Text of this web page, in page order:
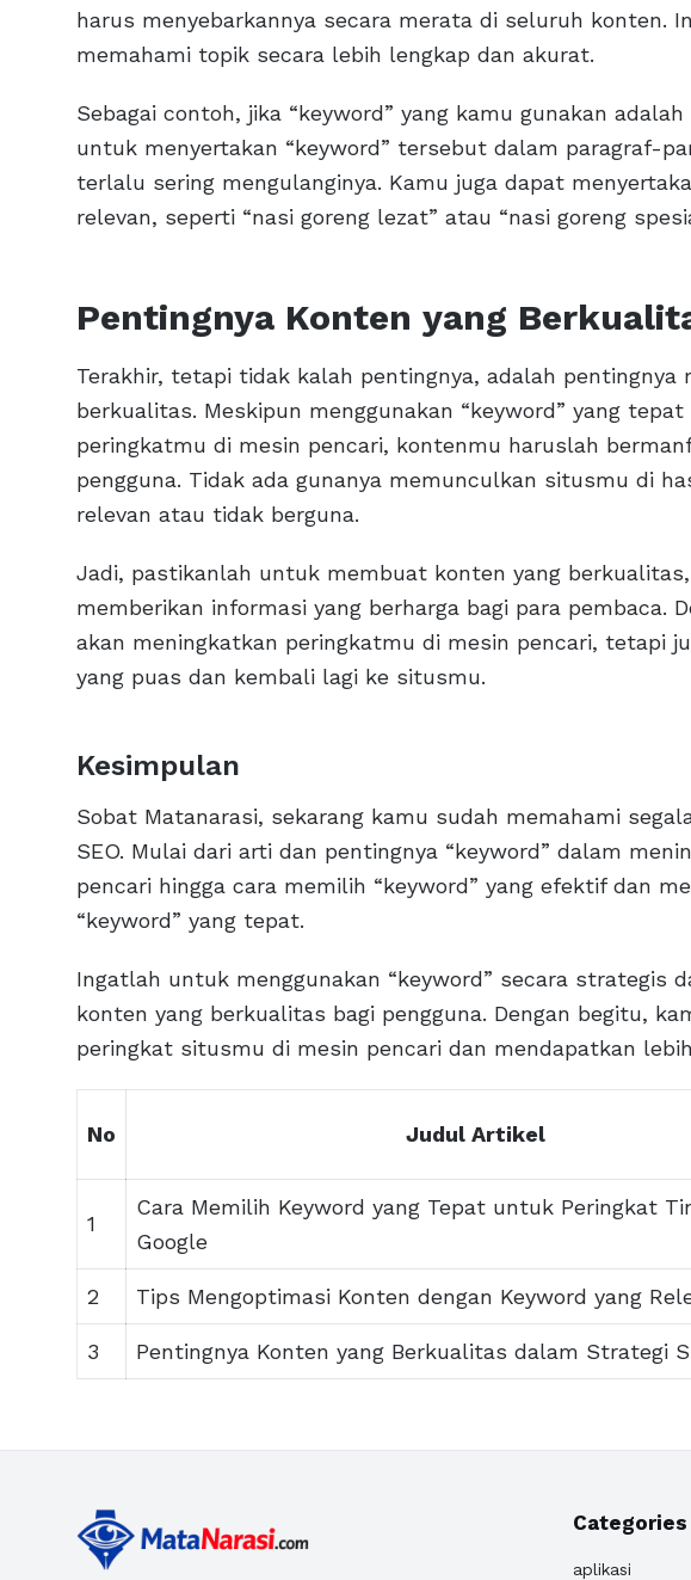
harus menyebarkannya secara merata di seluruh konten.
memahami topik secara lebih lengkap dan akurat.
Sebagai contoh, jika “keyword” yang kamu gunakan
untuk menyertakan “keyword” tersebut dalam paragraf-
terlalu sering mengulanginya. Kamu juga dapat
relevan, seperti “nasi goreng lezat” atau “nasi goreng
Pentingnya Konten yang
Terakhir, tetapi tidak kalah pentingnya, adalah pentingnya
berkualitas. Meskipun menggunakan “keyword” yang
peringkatmu di mesin pencari, kontenmu haruslah
pengguna. Tidak ada gunanya memunculkan situsmu di
relevan atau tidak berguna.
Jadi, pastikanlah untuk membuat konten yang
memberikan informasi yang berharga bagi para pembaca.
akan meningkatkan peringkatmu di mesin pencari, tetapi
yang puas dan kembali lagi ke situsmu.
Kesimpulan
Sobat Matanarasi, sekarang kamu sudah memahami
SEO. Mulai dari arti dan pentingnya “keyword” dalam
pencari hingga cara memilih “keyword” yang efektif dan
“keyword” yang tepat.
Ingatlah untuk menggunakan “keyword” secara strategis
konten yang berkualitas bagi pengguna. Dengan begitu,
peringkat situsmu di mesin pencari dan mendapatkan
No Judul Artikel
1
Cara Memilih Keyword yang Tepat untuk Peringkat
Google
2 Tips Mengoptimasi Konten dengan Keyword yang
3 Pentingnya Konten yang Berkualitas dalam Strategi
Categories
aplikasi